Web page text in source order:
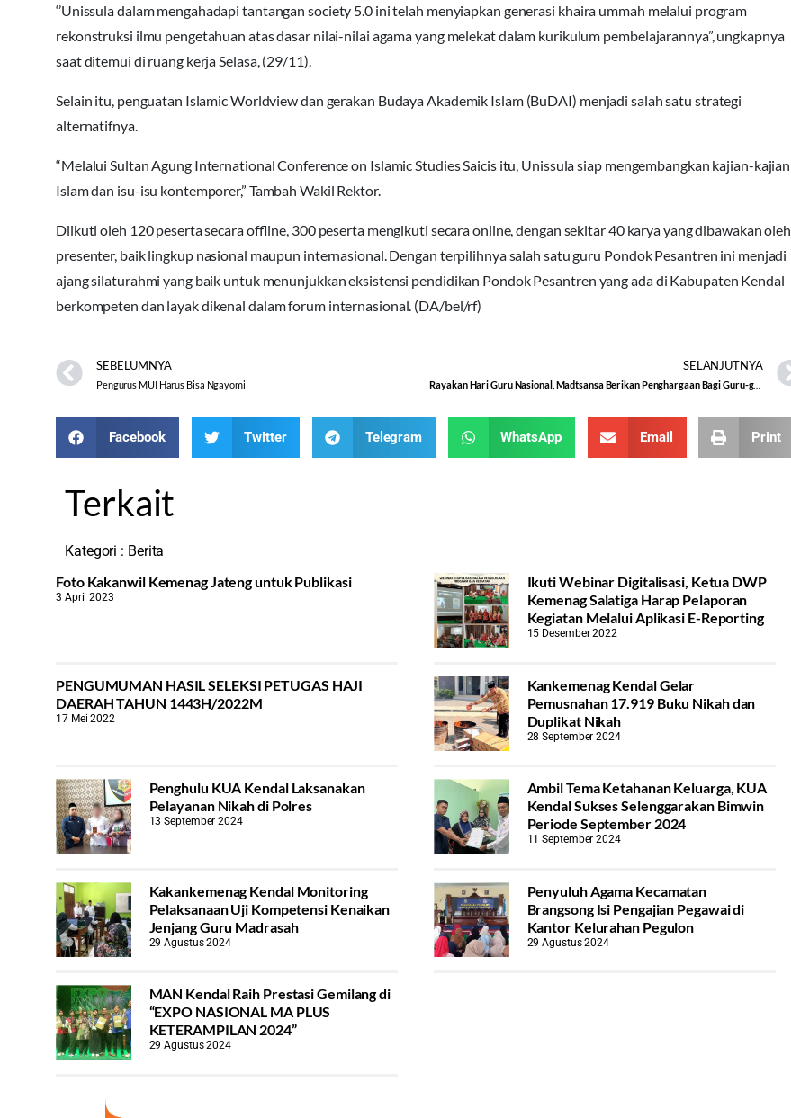
‘’Unissula dalam mengahadapi tantangan society 5.0 ini telah menyiapkan generasi khaira ummah melalui program
rekonstruksi ilmu pengetahuan atas dasar nilai-nilai agama yang melekat dalam kurikulum pembelajarannya”, ungkapnya
saat ditemui di ruang kerja Selasa, (29/11).
Selain itu, penguatan Islamic Worldview dan gerakan Budaya Akademik Islam (BuDAI) menjadi salah satu strategi
alternatifnya.
“Melalui Sultan Agung International Conference on Islamic Studies Saicis itu, Unissula siap mengembangkan kajian-kajian
Islam dan isu-isu kontemporer,” Tambah Wakil Rektor.
Diikuti oleh 120 peserta secara offline, 300 peserta mengikuti secara online, dengan sekitar 40 karya yang dibawakan oleh
presenter, baik lingkup nasional maupun internasional. Dengan terpilihnya salah satu guru Pondok Pesantren ini menjadi
ajang silaturahmi yang baik untuk menunjukkan eksistensi pendidikan Pondok Pesantren yang ada di Kabupaten Kendal
berkompeten dan layak dikenal dalam forum internasional. (DA/bel/rf)
SEBELUMNYA
Pengurus MUI Harus Bisa Ngayomi
SELANJUTNYA
Rayakan Hari Guru Nasional, Madtsansa Berikan Penghargaan Bagi Guru-guru Berprestasi
Facebook Twitter Telegram WhatsApp Email Print
Terkait
Kategori : Berita
Foto Kakanwil Kemenag Jateng untuk Publikasi
3 April 2023
Ikuti Webinar Digitalisasi, Ketua DWP
Kemenag Salatiga Harap Pelaporan
Kegiatan Melalui Aplikasi E-Reporting
15 Desember 2022
PENGUMUMAN HASIL SELEKSI PETUGAS HAJI
DAERAH TAHUN 1443H/2022M
17 Mei 2022
Kankemenag Kendal Gelar
Pemusnahan 17.919 Buku Nikah dan
Duplikat Nikah
28 September 2024
Penghulu KUA Kendal Laksanakan
Pelayanan Nikah di Polres
13 September 2024
Ambil Tema Ketahanan Keluarga, KUA
Kendal Sukses Selenggarakan Bimwin
Periode September 2024
11 September 2024
Kakankemenag Kendal Monitoring
Pelaksanaan Uji Kompetensi Kenaikan
Jenjang Guru Madrasah
29 Agustus 2024
Penyuluh Agama Kecamatan
Brangsong Isi Pengajian Pegawai di
Kantor Kelurahan Pegulon
29 Agustus 2024
MAN Kendal Raih Prestasi Gemilang di
“EXPO NASIONAL MA PLUS
KETERAMPILAN 2024”
29 Agustus 2024